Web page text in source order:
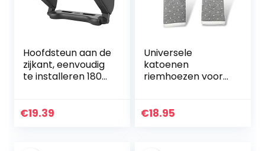
Hoofdsteun aan de
zijkant, eenvoudig
te installeren 180-
kussen, PU lederen
€19.39
Universele
katoenen
riemhoezen voor
Riembeschermers
€18.95